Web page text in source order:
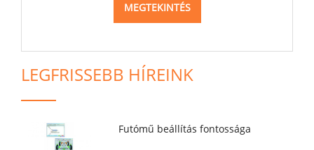
MEGTEKINTÉS
LEGFRISSEBB HÍREINK
Futómű beállítás fontossága